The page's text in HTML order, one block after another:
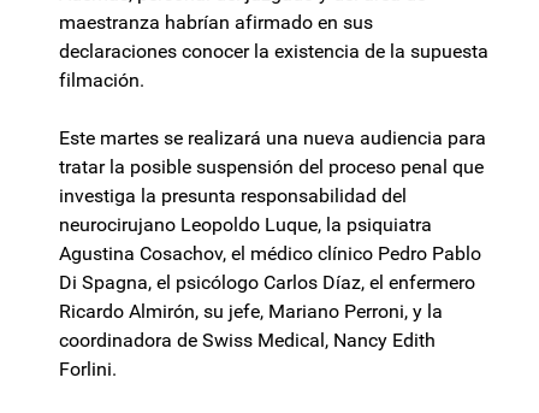
maestranza habrían afirmado en sus
declaraciones conocer la existencia de la supuesta
filmación.
Este martes se realizará una nueva audiencia para
tratar la posible suspensión del proceso penal que
investiga la presunta responsabilidad del
neurocirujano Leopoldo Luque, la psiquiatra
Agustina Cosachov, el médico clínico Pedro Pablo
Di Spagna, el psicólogo Carlos Díaz, el enfermero
Ricardo Almirón, su jefe, Mariano Perroni, y la
coordinadora de Swiss Medical, Nancy Edith
Forlini.